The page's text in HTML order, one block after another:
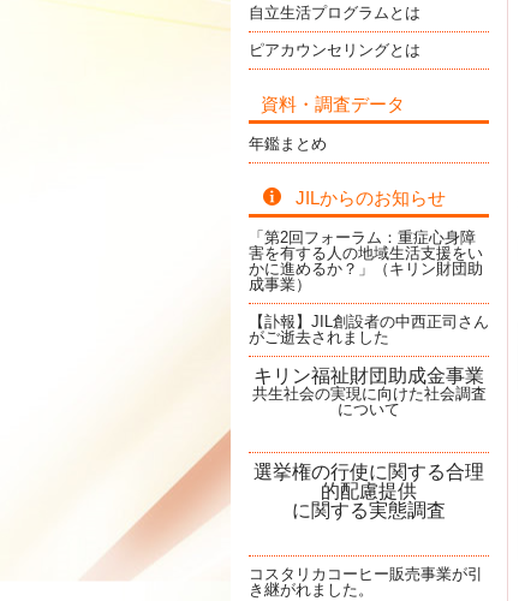
自立生活プログラムとは
ピアカウンセリングとは
資料・調査データ
年鑑まとめ
JILからのお知らせ
「第2回フォーラム：重症心身障
害を有する人の地域生活支援をい
かに進めるか？」（キリン財団助
成事業）
【訃報】JIL創設者の中西正司さん
がご逝去されました
キリン福祉財団助成金事業
共生社会の実現に向けた社会調査
について
選挙権の行使に関する合理
的配慮提供
に関する実態調査
コスタリカコーヒー販売事業が引
き継がれました。